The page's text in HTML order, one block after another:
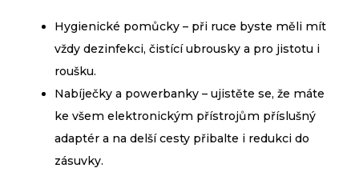
Hygienické pomůcky – při ruce byste měli mít
vždy dezinfekci, čistící ubrousky a pro jistotu i
roušku.
Nabíječky a powerbanky – ujistěte se, že máte
ke všem elektronickým přístrojům příslušný
adaptér a na delší cesty přibalte i redukci do
zásuvky.